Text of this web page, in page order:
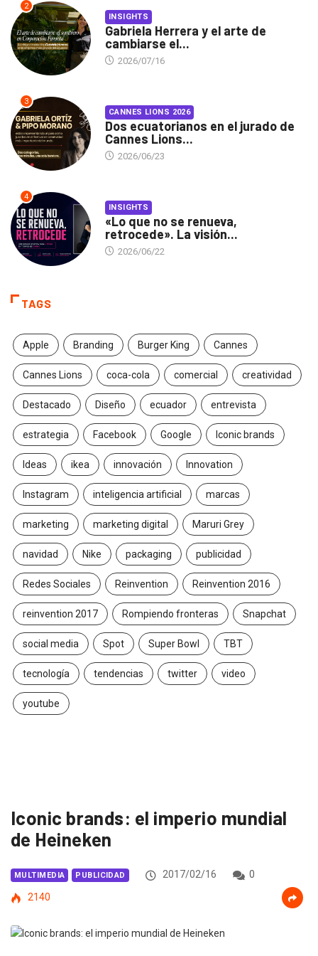
2
INSIGHTS
Gabriela Herrera y el arte de
cambiarse el...
2026/07/16
3
CANNES LIONS 2026
Dos ecuatorianos en el jurado de
Cannes Lions...
2026/06/23
4
INSIGHTS
«Lo que no se renueva,
retrocede». La visión...
2026/06/22
TAGS
Apple Branding Burger King Cannes
Cannes Lions coca-cola comercial creatividad
Destacado Diseño ecuador entrevista
estrategia Facebook Google Iconic brands
Ideas ikea innovación Innovation
Instagram inteligencia artificial marcas
marketing marketing digital Maruri Grey
navidad Nike packaging publicidad
Redes Sociales Reinvention Reinvention 2016
reinvention 2017 Rompiendo fronteras Snapchat
social media Spot Super Bowl TBT
tecnología tendencias twitter video
youtube
Iconic brands: el imperio mundial
de Heineken
MULTIMEDIA PUBLICIDAD 2017/02/16
0
2140